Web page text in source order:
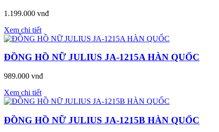
1.199.000 vnđ
Xem chi tiết
ĐỒNG HỒ NỮ JULIUS JA-1215A HÀN QUỐC
989.000 vnđ
Xem chi tiết
ĐỒNG HỒ NỮ JULIUS JA-1215B HÀN QUỐC